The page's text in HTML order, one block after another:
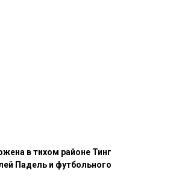
в тихом районе Тинг
Падель и футбольного